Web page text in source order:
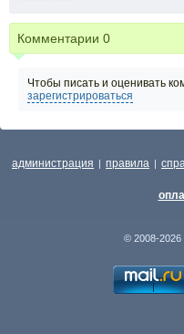
Комментарии 0
Чтобы писать и оценивать
зарегистрироваться
администрация | правила |
© 2008-